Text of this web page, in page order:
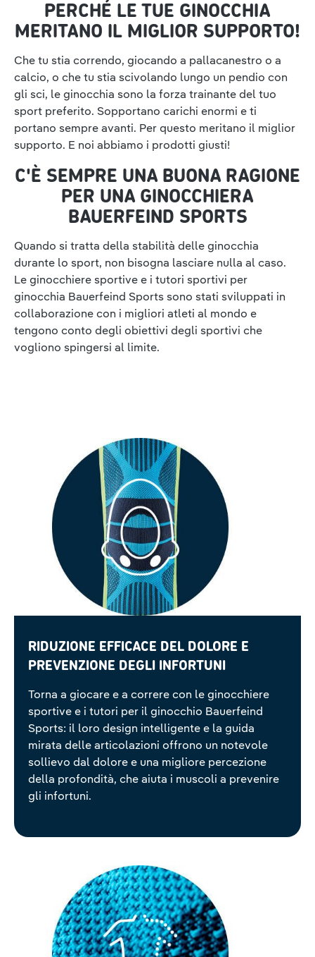
PERCHÉ LE TUE GINOCCHIA
MERITANO IL MIGLIOR SUPPORTO!
Che tu stia correndo, giocando a pallacanestro o a
calcio, o che tu stia scivolando lungo un pendio con
gli sci, le ginocchia sono la forza trainante del tuo
sport preferito. Sopportano carichi enormi e ti
portano sempre avanti. Per questo meritano il miglior
supporto. E noi abbiamo i prodotti giusti!
C'È SEMPRE UNA BUONA RAGIONE
PER UNA GINOCCHIERA
BAUERFEIND SPORTS
Quando si tratta della stabilità delle ginocchia
durante lo sport, non bisogna lasciare nulla al caso.
Le ginocchiere sportive e i tutori sportivi per
ginocchia Bauerfeind Sports sono stati sviluppati in
collaborazione con i migliori atleti al mondo e
tengono conto degli obiettivi degli sportivi che
vogliono spingersi al limite.
Riduzione efficace del dolore e
prevenzione degli infortuni
Torna a giocare e a correre con le ginocchiere
sportive e i tutori per il ginocchio Bauerfeind
Sports: il loro design intelligente e la guida
mirata delle articolazioni offrono un notevole
sollievo dal dolore e una migliore percezione
della profondità, che aiuta i muscoli a prevenire
gli infortuni.